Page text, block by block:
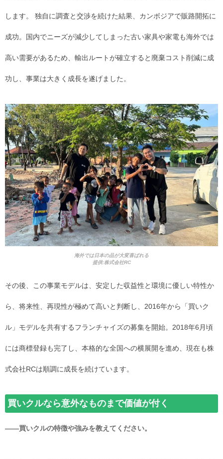
します。 独自に調査と交渉を続けた結果、カンボジアで販路開拓に
成功。国内でニーズが減少してしまった古い家具や家電も海外では
高い需要があるため、輸出ルートが確立すると廃棄コスト削減に成
功し、事業は大きく成長を遂げました。
海外では日本の品が大変喜ばれる
提供:株式会社RC
その後、この事業モデルは、安定した収益性と環境に優しい特性か
ら、将来性、再現性が極めて高いと判断し、2016年から「買いク
ル」モデルを共有するフランチャイズの募集を開始。2018年6月頃
には商標登録も完了し、本格的な全国への横展開を進め、現在も株
式会社RCは順調に成長を続けています。
買いクルなら意外なものまで価値が付く
――買いクルの特徴や強みを教えてください。